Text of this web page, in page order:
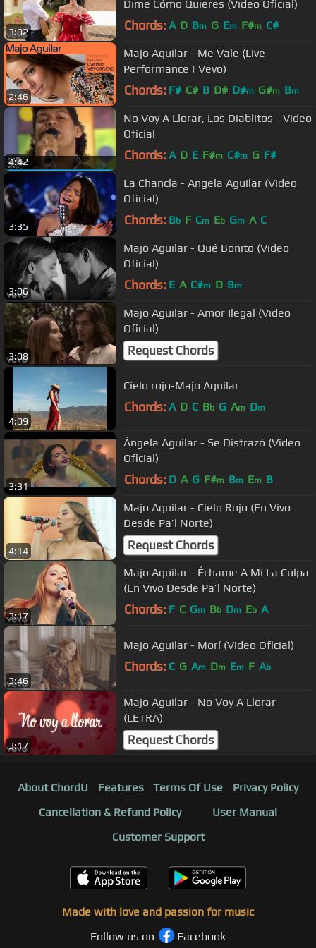
3:02
Dime Cómo Quieres (Video Oficial)
Chords: A D Bm G Em F#m C#
2:46
Majo Aguilar - Me Vale (Live
Performance | Vevo)
Chords: F# C# B D# D#m G#m Bm
4:42
No Voy A Llorar, Los Diablitos - Video
Oficial
Chords: A D E F#m C#m G F#
3:35
La Chancla - Angela Aguilar (Video
Oficial)
Chords: Bb F Cm Eb Gm A C
3:06
Majo Aguilar - Qué Bonito (Video
Oficial)
Chords: E A C#m D Bm
3:08
Majo Aguilar - Amor Ilegal (Video
Oficial)
Request Chords
4:09
Cielo rojo-Majo Aguilar
Chords: A D C Bb G Am Dm
3:31
Ángela Aguilar - Se Disfrazó (Video
Oficial)
Chords: D A G F#m Bm Em B
4:14
Majo Aguilar - Cielo Rojo (En Vivo
Desde Pa’l Norte)
Request Chords
3:17
Majo Aguilar - Échame A Mí La Culpa
(En Vivo Desde Pa’l Norte)
Chords: F C Gm Bb Dm Eb A
3:46
Majo Aguilar - Morí (Video Oficial)
Chords: C G Am Dm Em F Ab
3:17
Majo Aguilar - No Voy A Llorar
(LETRA)
Request Chords
About ChordU Features Terms Of Use
Privacy Policy
Cancellation & Refund Policy
User Manual
Customer Support
Made with love and passion for music
Follow us on
Facebook